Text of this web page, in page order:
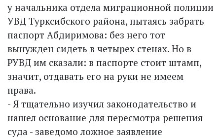
у начальника отдела миграционной полиции
УВД Турксибского района, пытаясь забрать
паспорт Абдиримова: без него тот
вынужден сидеть в четырех стенах. Но в
РУВД им сказали: в паспорте стоит штамп,
значит, отдавать его на руки не имеем
права.
- Я тщательно изучил законодательство и
нашел основание для пересмотра решения
суда - заведомо ложное заявление